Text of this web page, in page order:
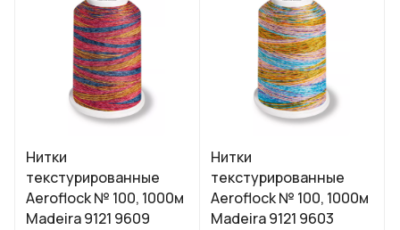
Нитки
текстурированные
Aeroflock № 100, 1000м
Madeira 9121 9609
Нитки
текстурированные
Aeroflock № 100, 1000м
Madeira 9121 9603